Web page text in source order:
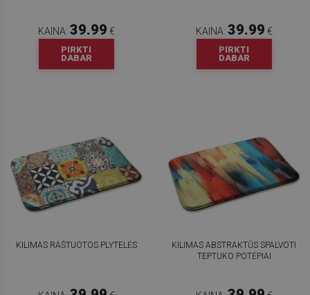
KAINA: 39.99 €
PIRKTI
DABAR
KAINA: 39.99 €
PIRKTI
DABAR
KILIMAS RAŠTUOTOS PLYTELĖS
KILIMAS ABSTRAKTŪS SPALVOTI
TEPTUKO POTĖPIAI